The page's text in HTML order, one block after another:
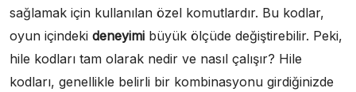
sağlamak için kullanılan özel komutlardır. Bu kodlar,
oyun içindeki deneyimi büyük ölçüde değiştirebilir. Peki,
hile kodları tam olarak nedir ve nasıl çalışır? Hile
kodları, genellikle belirli bir kombinasyonu girdiğinizde